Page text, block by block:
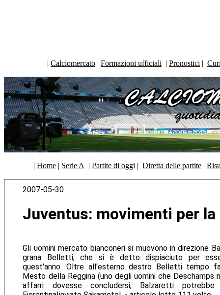
| Calciomercato | Formazioni ufficiali | Pronostici |
|Home | Serie A |Partite di oggi |Diretta delle partite |
2007-05-30
Juventus: movimenti per
Gli uomini mercato bianconeri si muovono in direzione
grana Belletti, che si è detto dispiaciuto per
quest'anno. Oltre all'esterno destro Belletti tempo
Mesto della Reggina (uno degli uomini che Deschamps
affarri dovesse concludersi, Balzaretti